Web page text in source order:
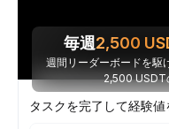
毎週2,500
週間リーダーボードを駆
2,500 USDT
タスクを完了して経験値